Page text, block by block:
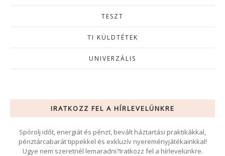
TESZT
TI KÜLDTÉTEK
UNIVERZÁLIS
IRATKOZZ FEL A HÍRLEVELÜNKRE
Spórolj időt, energiát és pénzt, bevált háztartási praktikákkal,
pénztárcabarát tippekkel és exkluzív nyereményjátékainkkal!
Ugye nem szeretnél lemaradni?Iratkozz fel a hírlevelünkre.